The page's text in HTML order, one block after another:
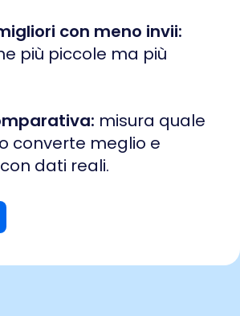
con meno invii:
più piccole ma più
misura quale
converte meglio e
dati reali.